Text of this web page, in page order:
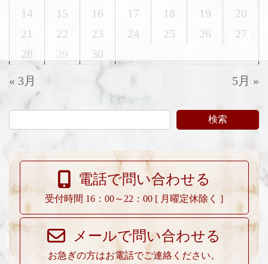
14
15 16 17 18 19
20
21
22 23 24 25 26
27
28
29 30
« 3月 5月 »
検索
電話で問い合わせる
受付時間 16：00～22：00 [ 月曜定休除く ]
メールで問い合わせる
お急ぎの方はお電話でご連絡ください。